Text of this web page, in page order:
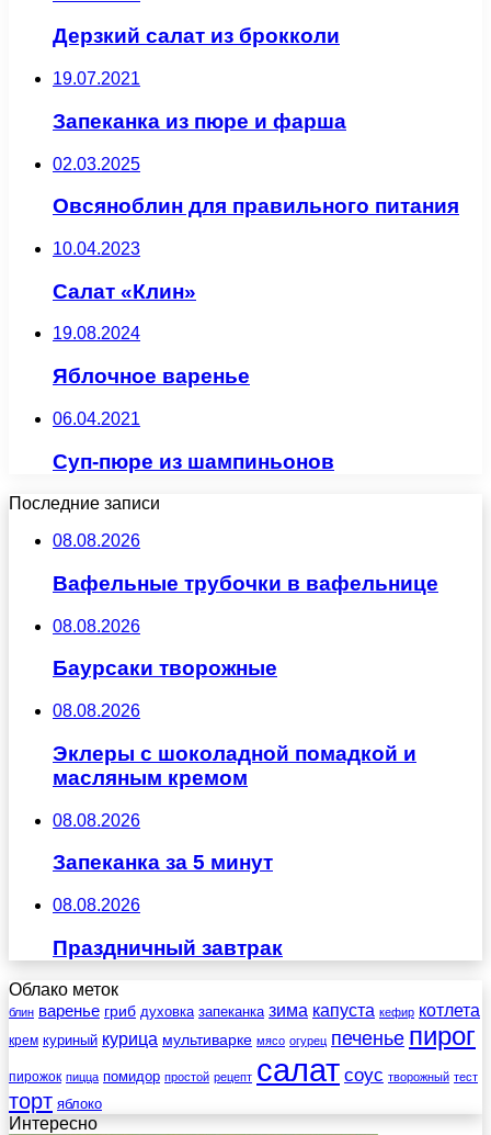
Дерзкий салат из брокколи
19.07.2021
Запеканка из пюре и фарша
02.03.2025
Овсяноблин для правильного питания
10.04.2023
Салат «Клин»
19.08.2024
Яблочное варенье
06.04.2021
Суп-пюре из шампиньонов
Последние записи
08.08.2026
Вафельные трубочки в вафельнице
08.08.2026
Баурсаки творожные
08.08.2026
Эклеры с шоколадной помадкой и
масляным кремом
08.08.2026
Запеканка за 5 минут
08.08.2026
Праздничный завтрак
Облако меток
блин варенье гриб духовка запеканка зима капуста кефир котлета
крем куриный курица мультиварке мясо огурец печенье пирог
пирожок пицца помидор простой рецепт салат соус творожный тест
торт яблоко
Интересно